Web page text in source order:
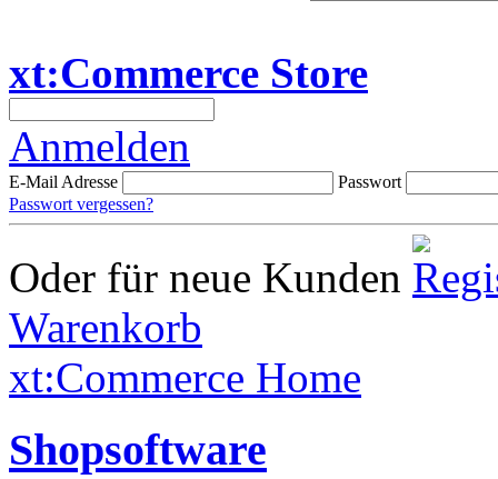
xt:Commerce Store
Anmelden
E-Mail Adresse
Passwort
Passwort vergessen?
Oder für neue Kunden
Warenkorb
xt:Commerce Home
Shopsoftware